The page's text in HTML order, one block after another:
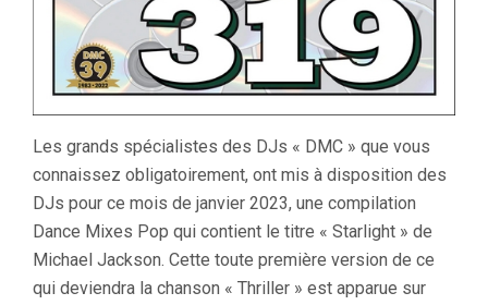
Les grands spécialistes des DJs « DMC » que vous
connaissez obligatoirement, ont mis à disposition des
DJs pour ce mois de janvier 2023, une compilation
Dance Mixes Pop qui contient le titre « Starlight » de
Michael Jackson. Cette toute première version de ce
qui deviendra la chanson « Thriller » est apparue sur